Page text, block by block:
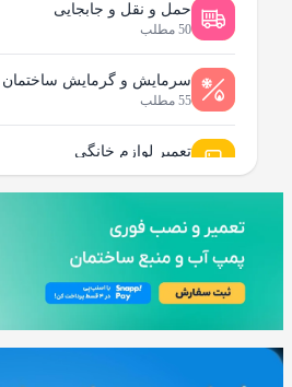
حمل و نقل و جابجایی
50 مطلب
سرمایش و گرمایش ساختمان
55 مطلب
تعمیر لوازم خانگی
96 مطلب
لوله کشی و تاسیسات ساختمان
نظافت و شستشو ساختمان